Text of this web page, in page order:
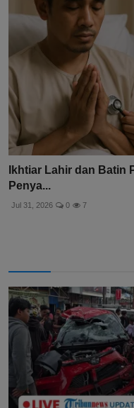
Ikhtiar Lahir dan Batin
Penya...
Jul 31, 2026 0 7